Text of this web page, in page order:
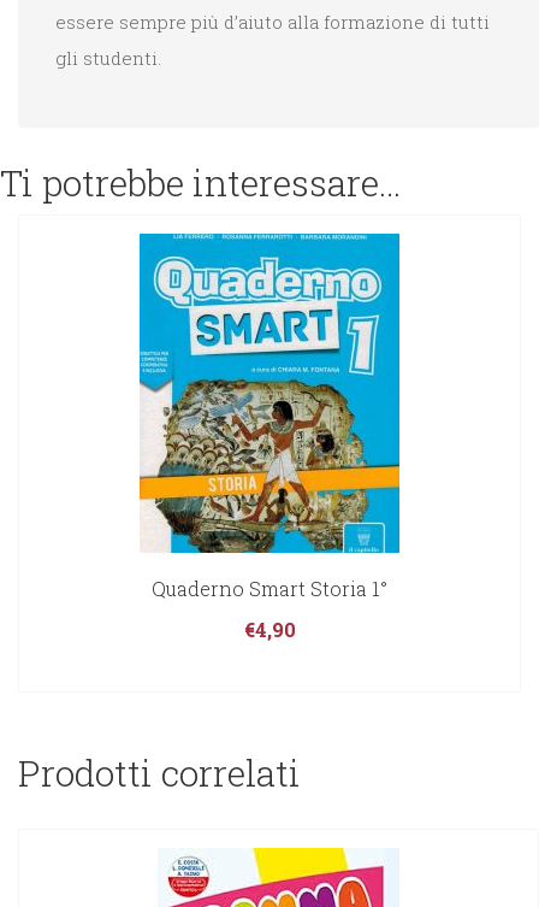
essere sempre più d’aiuto alla formazione di tutti
gli studenti.
Ti potrebbe interessare…
Quaderno Smart Storia 1°
€4,90
Prodotti correlati